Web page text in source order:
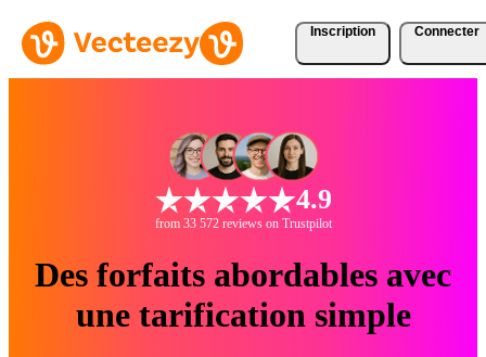
Inscription Connecter
4.9
from 33 572 reviews on Trustpilot
Des forfaits abordables avec
une tarification simple